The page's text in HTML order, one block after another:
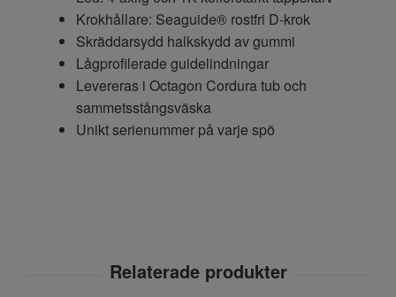
Krokhållare: Seaguide® rostfri D-krok
Skräddarsydd halkskydd av gummi
Lågprofilerade guidelindningar
Levereras i Octagon Cordura tub och
sammetsstångsväska
Unikt serienummer på varje spö